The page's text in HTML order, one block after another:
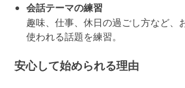
会話テーマの練習
趣味、仕事、休日の過ごし方など、
使われる話題を練習。
安心して始められる理由